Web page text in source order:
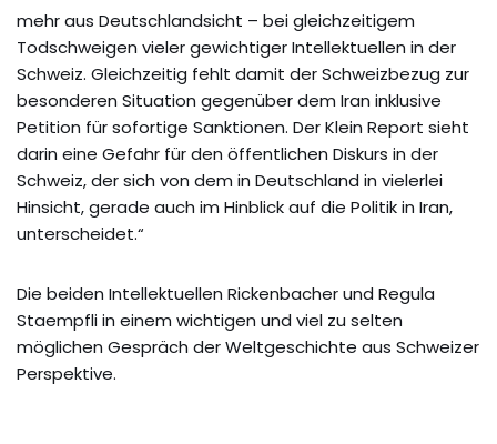
mehr aus Deutschlandsicht – bei gleichzeitigem
Todschweigen vieler gewichtiger Intellektuellen in der
Schweiz. Gleichzeitig fehlt damit der Schweizbezug zur
besonderen Situation gegenüber dem Iran inklusive
Petition für sofortige Sanktionen. Der Klein Report sieht
darin eine Gefahr für den öffentlichen Diskurs in der
Schweiz, der sich von dem in Deutschland in vielerlei
Hinsicht, gerade auch im Hinblick auf die Politik in Iran,
unterscheidet.“
Die beiden Intellektuellen Rickenbacher und Regula
Staempfli in einem wichtigen und viel zu selten
möglichen Gespräch der Weltgeschichte aus Schweizer
Perspektive.